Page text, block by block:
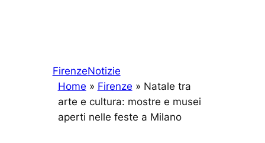
FirenzeNotizie
Home » Firenze » Natale tra
arte e cultura: mostre e musei
aperti nelle feste a Milano